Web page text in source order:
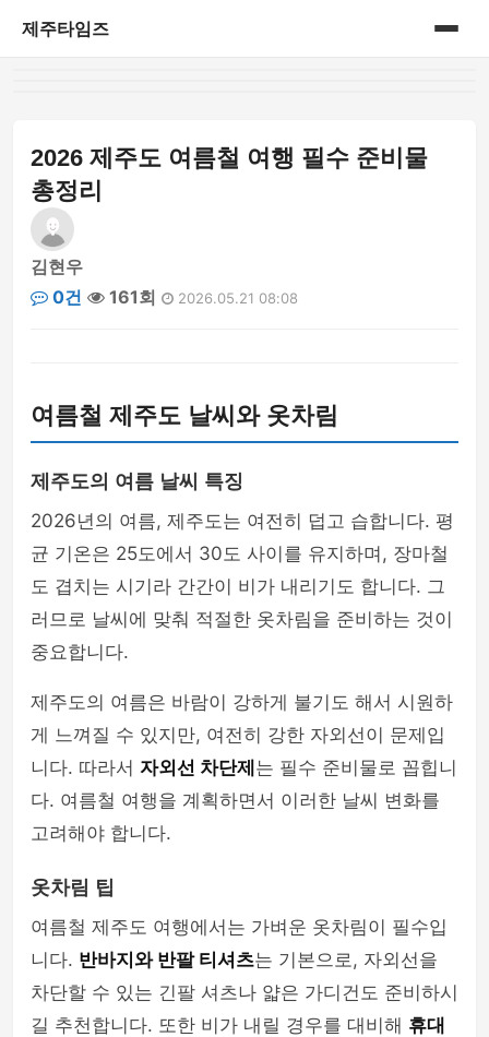
제주타임즈
2026 제주도 여름철 여행 필수 준비물
총정리
김현우
0건
161회 2026.05.21 08:08
여름철 제주도 날씨와 옷차림
제주도의 여름 날씨 특징
2026년의 여름, 제주도는 여전히 덥고 습합니다. 평
균 기온은 25도에서 30도 사이를 유지하며, 장마철
도 겹치는 시기라 간간이 비가 내리기도 합니다. 그
러므로 날씨에 맞춰 적절한 옷차림을 준비하는 것이
중요합니다.
제주도의 여름은 바람이 강하게 불기도 해서 시원하
게 느껴질 수 있지만, 여전히 강한 자외선이 문제입
니다. 따라서 자외선 차단제 는 필수 준비물로 꼽힙니
다. 여름철 여행을 계획하면서 이러한 날씨 변화를
고려해야 합니다.
옷차림 팁
여름철 제주도 여행에서는 가벼운 옷차림이 필수입
니다. 반바지와 반팔 티셔츠는 기본으로, 자외선을
차단할 수 있는 긴팔 셔츠나 얇은 가디건도 준비하시
길 추천합니다. 또한 비가 내릴 경우를 대비해 휴대